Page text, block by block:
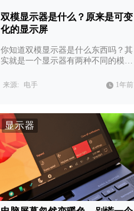
双模显示器是什么？原来是可变
化的显示屏
你知道双模显示器是什么东西吗？其
实就是一个显示器有两种不同的模
来源: 电手 1年前
显示器